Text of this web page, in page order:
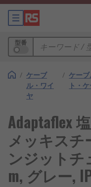
型番
/ ケーブ
ル・ワイ
ヤ
/ ケー
ト・
Adaptaflex
メッキスチ
ンジットチ
m, グレー,